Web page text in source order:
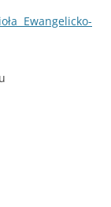
Ewangelicko-